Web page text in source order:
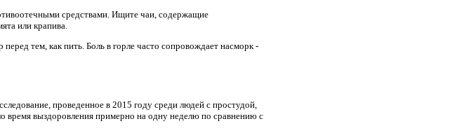
средствами. Ищите чаи, содержащие
или крапива.
тем, как пить. Боль в горле часто сопровождает насморк -
проведенное в 2015 году среди людей с простудой,
время выздоровления примерно на одну неделю по сравнению с